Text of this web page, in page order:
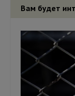
Вам будет